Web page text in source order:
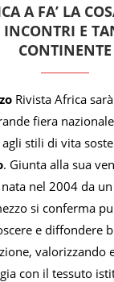
A FA’ LA
INCONTRI E
CONTINENTE
Rivista Africa
fiera
stili di vita
. Giunta alla sua
nel 2004 da
si conferma
e diffondere
valorizzando
con il tessuto